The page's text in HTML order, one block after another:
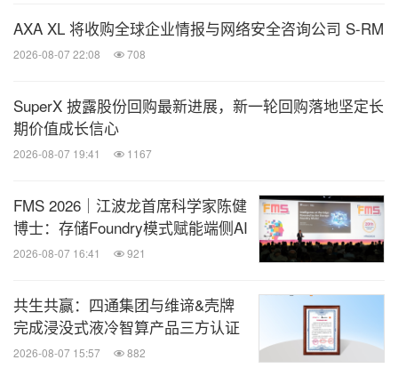
AXA XL 将收购全球企业情报与网络安全咨询公司 S-RM
2026-08-07 22:08 708
SuperX 披露股份回购最新进展，新一轮回购落地坚定长
期价值成长信心
2026-08-07 19:41 1167
FMS 2026｜江波龙首席科学家陈健
博士：存储Foundry模式赋能端侧AI
2026-08-07 16:41 921
共生共赢：四通集团与维谛&壳牌
完成浸没式液冷智算产品三方认证
2026-08-07 15:57 882